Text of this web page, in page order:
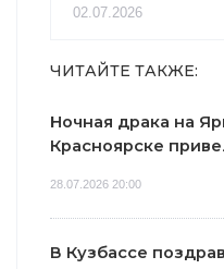
02.07.2026
ЧИТАЙТЕ ТАКЖЕ:
Ночная драка на
Красноярске
28.07.2026 20:00
В Кузбассе